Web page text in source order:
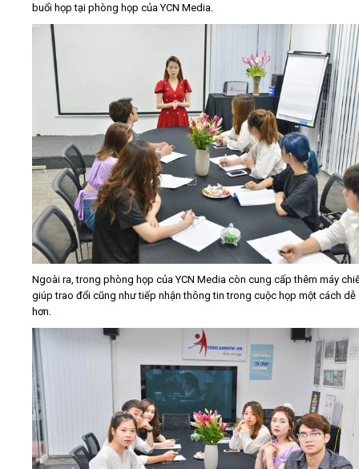
buổi họp tại phòng họp của YCN Media.
Ngoài ra, trong phòng họp của YCN Media còn cung cấp thêm máy
giúp trao đổi cũng như tiếp nhận thông tin trong cuộc họp một cách dễ
hơn.